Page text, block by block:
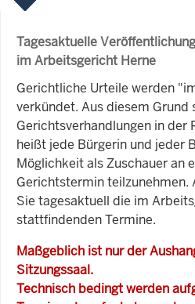
Tagesaktuelle
im Arbeitsgericht Herne
Gerichtliche Urteile werden
verkündet. Aus diesem Grund
Gerichtsverhandlungen in der
heißt jede Bürgerin und jeder
Möglichkeit als Zuschauer an
Gerichtstermin teilzunehmen.
Sie tagesaktuell die im
stattfindenden Termine.
Maßgeblich ist nur der
Sitzungssaal.
Technisch bedingt werden